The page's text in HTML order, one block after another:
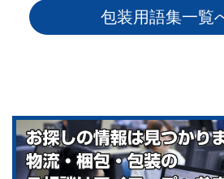
包装用語集一覧